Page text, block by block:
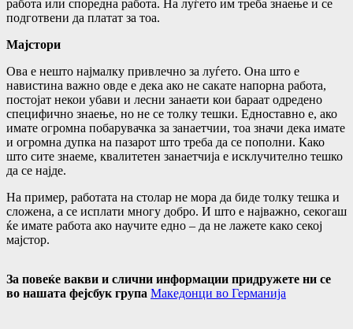
работа или споредна работа. На луѓето им треба знаење и се
подготвени да платат за тоа.
Мајстори
Ова е нешто најмалку привлечно за луѓето. Она што е
навистина важно овде е дека ако не сакате напорна работа,
постојат некои убави и лесни занаети кои бараат одредено
специфично знаење, но не се толку тешки. Едноставно е, ако
имате огромна побарувачка за занаетчии, тоа значи дека имате
и огромна дупка на пазарот што треба да се пополни. Како
што сите знаеме, квалитетен занаетчија е исклучително тешко
да се најде.
На пример, работата на столар не мора да биде толку тешка и
сложена, а се исплати многу добро. И што е најважно, секогаш
ќе имате работа ако научите едно – да не лажете како секој
мајстор.
За повеќе вакви и слични информации придружете ни се
во нашата фејсбук група Македонци во Германија